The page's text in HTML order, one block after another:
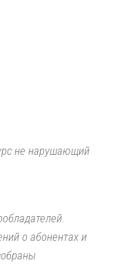
не нарушающий
о абонентах и